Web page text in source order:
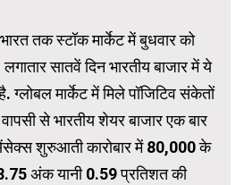
तक स्टॉक मार्केट में बुधवार को
सातवें दिन भारतीय बाजार में ये
ग्लोबल मार्केट में मिले पॉजिटिव संकेतों
से भारतीय शेयर बाजार एक बार
शुरुआती कारोबार में 80,000 के
अंक यानी 0.59 प्रतिशत की